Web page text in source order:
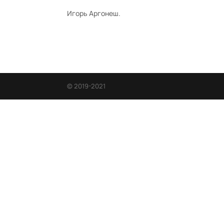
Игорь Аргонеш.
© 2019-2021